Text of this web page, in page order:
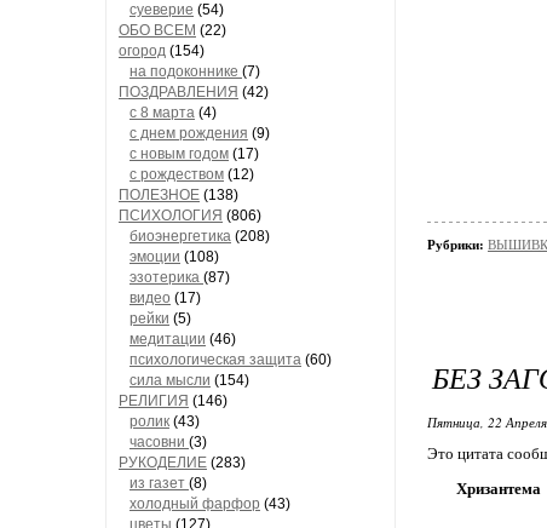
суеверие (54)
ОБО ВСЕМ (22)
огород (154)
на подоконнике (7)
ПОЗДРАВЛЕНИЯ (42)
с 8 марта (4)
с днем рождения (9)
с новым годом (17)
с рождеством (12)
ПОЛЕЗНОЕ (138)
ПСИХОЛОГИЯ (806)
биоэнергетика (208)
эмоции (108)
эзотерика (87)
видео (17)
рейки (5)
медитации (46)
психологическая защита (60)
сила мысли (154)
РЕЛИГИЯ (146)
ролик (43)
часовни (3)
РУКОДЕЛИЕ (283)
из газет (8)
холодный фарфор (43)
цветы (127)
Рубрики:
БЕЗ
Пятница, 22
Это цитата
Хризантема